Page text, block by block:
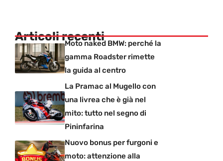
Articoli recentiMoto naked BMW: perché la
gamma Roadster rimette
la guida al centro
La Pramac al Mugello con
una livrea che è già nel
mito: tutto nel segno di
Pininfarina
Nuovo bonus per furgoni e
moto: attenzione alla